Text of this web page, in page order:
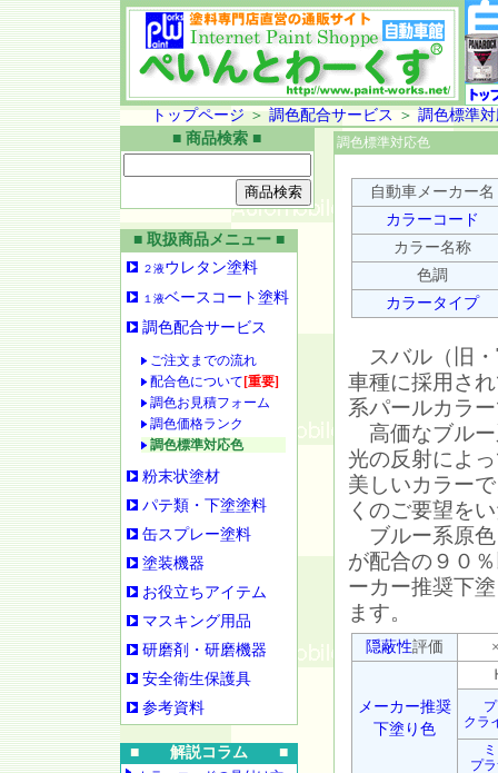
トップページ ＞ 調色配合サービス ＞ 調色標準
■ 商品検索 ■
■ 取扱商品メニュー ■
２液ウレタン塗料
１液ベースコート塗料
調色配合サービス
ご注文までの流れ
配合色について [重要]
調色お見積フォーム
調色価格ランク
調色標準対応色
粉末状塗材
パテ類・下塗塗料
缶スプレー塗料
塗装機器
お役立ちアイテム
マスキング用品
研磨剤・研磨機器
安全衛生保護具
参考資料
■ 解説コラム ■
調色標準対応色
自動車メーカー名
カラーコード
カラー名称
色調
カラータイプ
スバル（旧・
車種に採用さ
系パールカラ
高価なブルー
光の反射によ
美しいカラー
くのご要望を
ブルー系原色
が配合の９０
ーカー推奨下
ます。
隠蔽性評価 ×
メーカー推奨
下塗り色
Ｈ
クラ
プ